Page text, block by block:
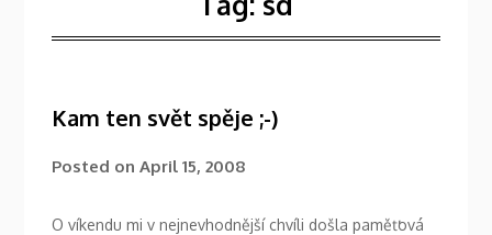
Kam ten svět spěje ;-)
Posted onApril 15, 2008
O víkendu mi v nejnevhodnější chvíli došla paměťová